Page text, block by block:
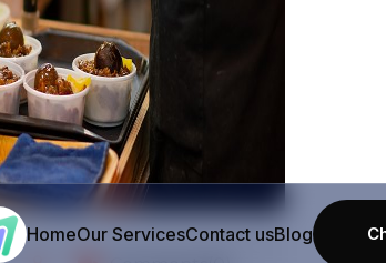
HomeOur ServicesContact usBlog